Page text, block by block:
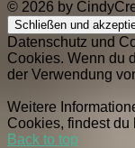
© 2026 by
Datenschutz und
Cookies. Wenn du
der Verwendung
Weitere
Cookies, findest du
Back to top